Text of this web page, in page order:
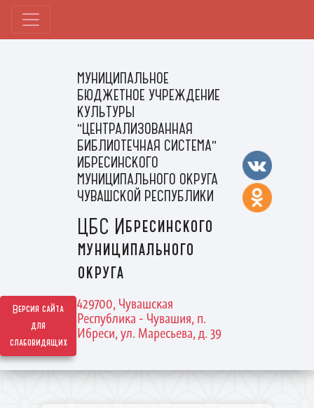
Версия сайта
для
слабовидящих
МУНИЦИПАЛЬНОЕ
БЮДЖЕТНОЕ УЧРЕЖДЕНИЕ
КУЛЬТУРЫ
"ЦЕНТРАЛИЗОВАННАЯ
БИБЛИОТЕЧНАЯ СИСТЕМА"
ИБРЕСИНСКОГО
МУНИЦИПАЛЬНОГО ОКРУГА
ЧУВАШСКОЙ РЕСПУБЛИКИ
ЦБС Ибресинского
муниципального
округа
429700, Чувашская
Республика - Чувашия, п.
Ибреси, ул. Маресьева, д. 39